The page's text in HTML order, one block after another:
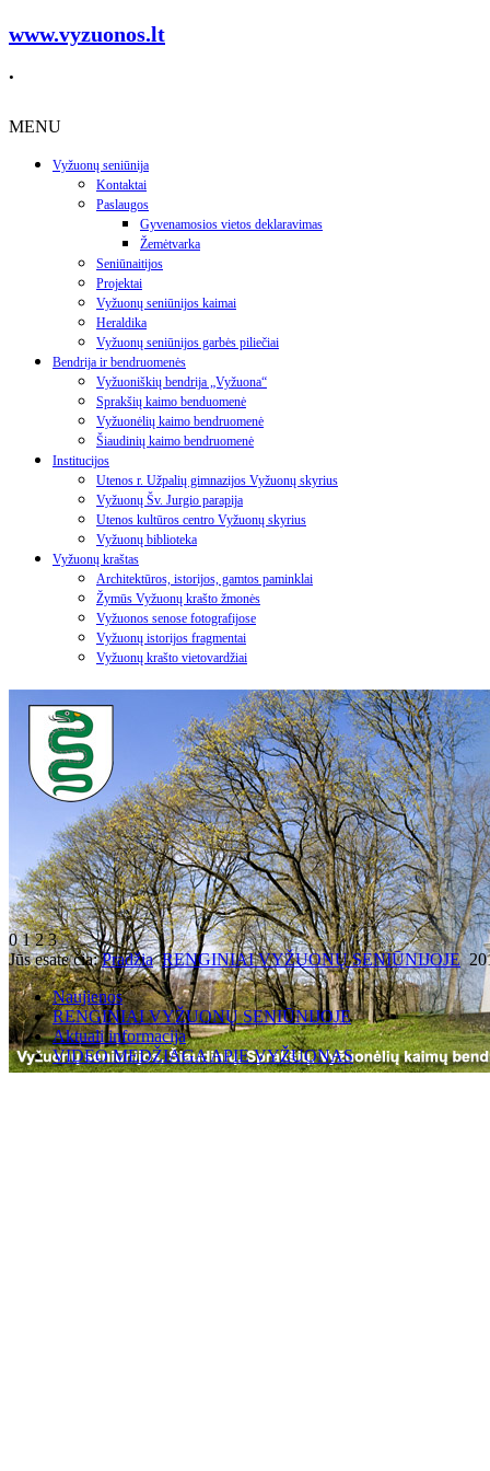
www.vyzuonos.lt
.
MENU
Vyžuonų seniūnija
Kontaktai
Paslaugos
Gyvenamosios vietos deklaravimas
Žemėtvarka
Seniūnaitijos
Projektai
Vyžuonų seniūnijos kaimai
Heraldika
Vyžuonų seniūnijos garbės piliečiai
Bendrija ir bendruomenės
Vyžuoniškių bendrija „Vyžuona“
Sprakšių kaimo benduomenė
Vyžuonėlių kaimo bendruomenė
Šiaudinių kaimo bendruomenė
Institucijos
Utenos r. Užpalių gimnazijos Vyžuonų skyrius
Vyžuonų Šv. Jurgio parapija
Utenos kultūros centro Vyžuonų skyrius
Vyžuonų biblioteka
Vyžuonų kraštas
Architektūros, istorijos, gamtos paminklai
Žymūs Vyžuonų krašto žmonės
Vyžuonos senose fotografijose
Vyžuonų istorijos fragmentai
Vyžuonų krašto vietovardžiai
0123
Jūs esate čia:Pradžia RENGINIAI VYŽUONŲ SENIŪNIJOJE
Naujienos
RENGINIAI VYŽUONŲ SENIŪNIJOJE
Aktuali informacija
VIDEO MEDŽIAGA APIE VYŽUONAS